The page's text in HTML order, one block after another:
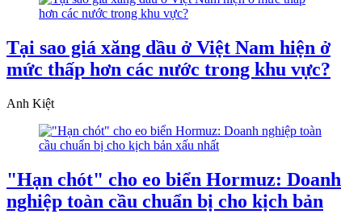
Tại sao giá xăng dầu ở Việt Nam hiện ở
mức thấp hơn các nước trong khu vực?
Anh Kiệt
"Hạn chót" cho eo biển Hormuz: Doanh
nghiệp toàn cầu chuẩn bị cho kịch bản